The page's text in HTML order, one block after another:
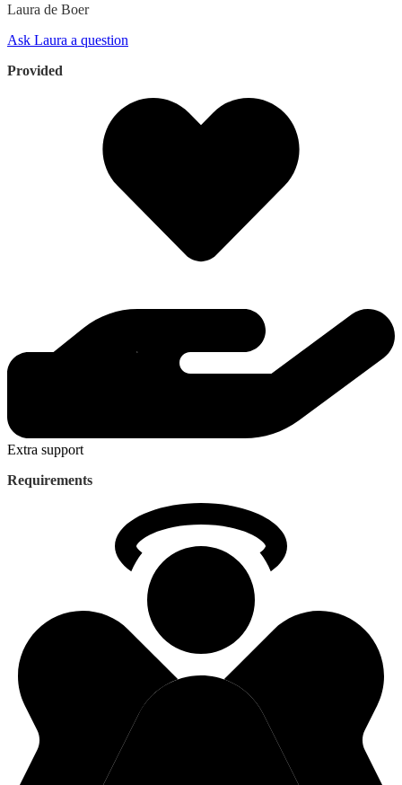
Laura de Boer
Ask Laura a question
Provided
Extra support
Requirements